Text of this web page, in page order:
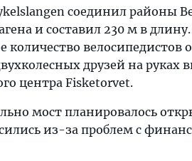
соединил районы
и составил 230 м в
количество
друзей на руках
центра Fisketorvet.
мост планировалось
из-за проблем с